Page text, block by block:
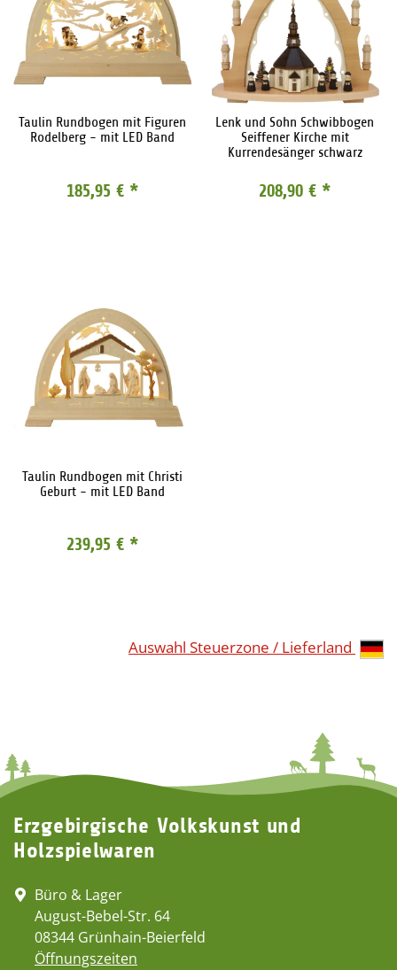
Taulin Rundbogen mit Figuren
Rodelberg - mit LED Band
185,95 € *
Lenk und Sohn Schwibbogen
Seiffener Kirche mit
Kurrendesänger schwarz
208,90 € *
Taulin Rundbogen mit Christi
Geburt - mit LED Band
239,95 € *
Auswahl Steuerzone / Lieferland
Erzgebirgische Volkskunst und
Holzspielwaren
Büro & Lager
August-Bebel-Str. 64
08344 Grünhain-Beierfeld
Öffnungszeiten